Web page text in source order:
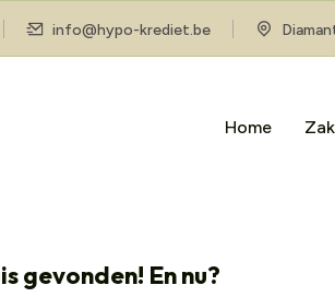
info@hypo-krediet.be
Home
gevonden! En nu?